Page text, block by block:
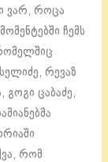
ვარ, როცა
ჩემს
რევაზ
გოგი ცაბაძე,
რომ